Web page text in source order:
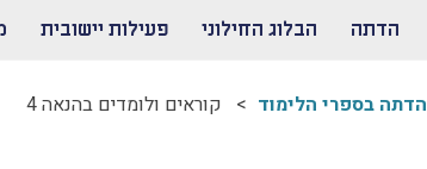
הדתה הבלוג החילוני פעילות יישובית
הדתה בספרי הלימוד קוראים ולומדים בהנאה 4